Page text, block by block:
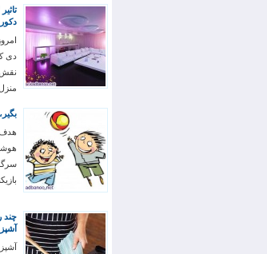
دی
نقش
هدف
چند